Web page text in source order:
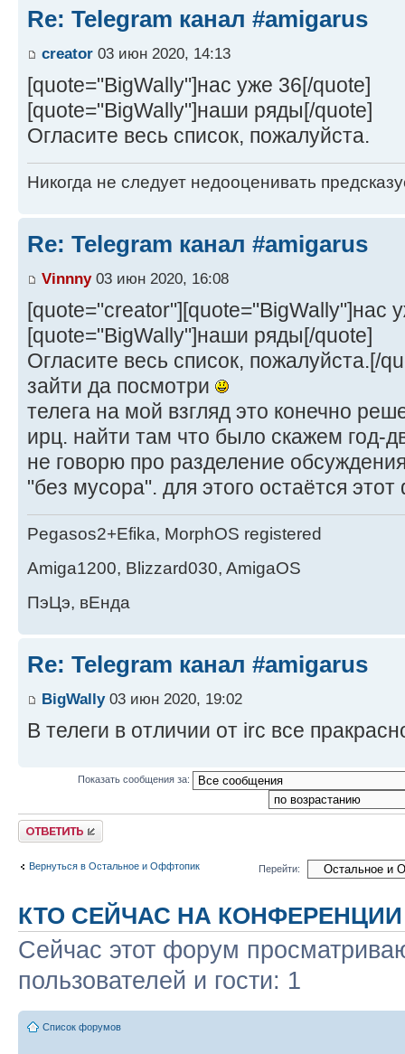
Re: Telegram канал #amigarus
creator 03 июн 2020, 14:13
[quote="BigWally"]нас уже 36[/quote]
[quote="BigWally"]наши ряды[/quote]
Огласите весь список, пожалуйста.
Никогда не следует недооценивать
Re: Telegram канал #amigarus
Vinnny03 июн 2020, 16:08
[quote="creator"][quote="BigWally"]нас
[quote="BigWally"]наши ряды[/quote]
Огласите весь список, пожалуйста.[/
зайти да посмотри
телега на мой взгляд это конечно
ирц. найти там что было скажем год-
не говорю про разделение
"без мусора". для этого остаётся
Pegasos2+Efika, MorphOS registered
Amiga1200, Blizzard030, AmigaOS
ПэЦэ, вЕнда
Re: Telegram канал #amigarus
BigWally03 июн 2020, 19:02
В телеги в отличии от irc все
Показать сообщения за:
Ответить
Вернуться в Остальное и Оффтопик Перейти:
КТО СЕЙЧАС НА КОНФЕРЕНЦИИ
Сейчас этот форум
пользователей и гости: 1
Список форумов